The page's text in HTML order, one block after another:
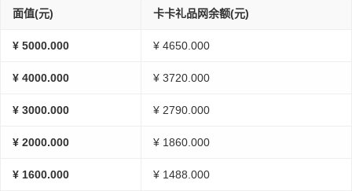
面值(元) 卡卡礼品网余额(元)
¥ 5000.000 ¥ 4650.000
¥ 4000.000 ¥ 3720.000
¥ 3000.000 ¥ 2790.000
¥ 2000.000 ¥ 1860.000
¥ 1600.000 ¥ 1488.000